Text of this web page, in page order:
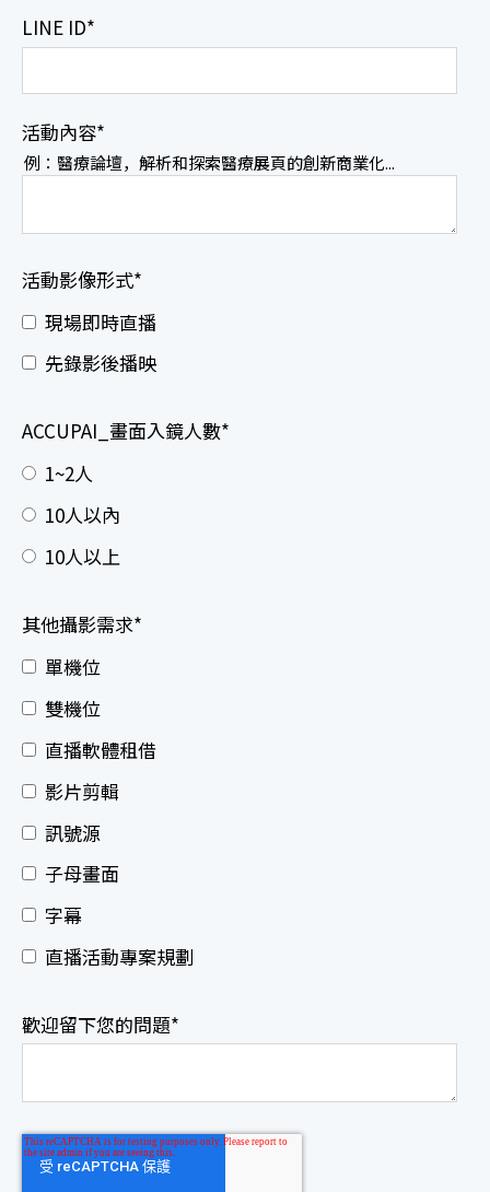
LINE ID*
活動內容*
例：醫療論壇，解析和探索醫療展頁的創新商業化...
活動影像形式*
現場即時直播
先錄影後播映
ACCUPAI_畫面入鏡人數*
1~2人
10人以內
10人以上
其他攝影需求*
單機位
雙機位
直播軟體租借
影片剪輯
訊號源
子母畫面
字幕
直播活動專案規劃
歡迎留下您的問題*